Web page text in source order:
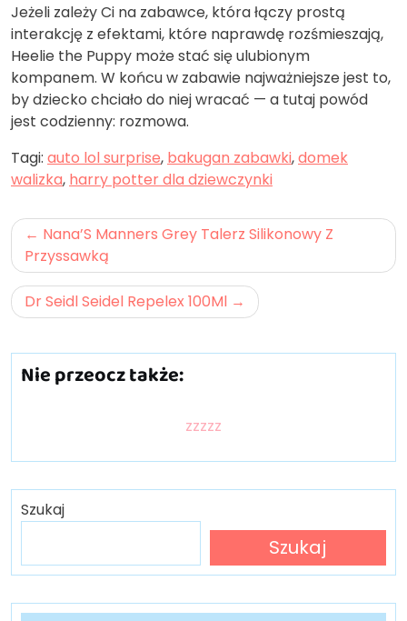
Jeżeli zależy Ci na zabawce, która łączy prostą
interakcję z efektami, które naprawdę rozśmieszają,
Heelie the Puppy może stać się ulubionym
kompanem. W końcu w zabawie najważniejsze jest to,
by dziecko chciało do niej wracać — a tutaj powód
jest codzienny: rozmowa.
Tagi: auto lol surprise, bakugan zabawki,domek
walizka, harry potter dla dziewczynki
Nawigacja
wpisu
Nana’S Manners Grey Talerz Silikonowy Z
Przyssawką
Dr Seidl Seidel Repelex 100Ml
Nie przeocz także:
zzzzz
Szukaj
Szukaj